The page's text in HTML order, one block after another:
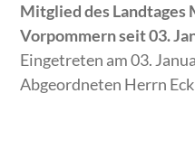
Mitglied des Landtages
Vorpommern seit 03.
Eingetreten am 03.
Abgeordneten Herrn